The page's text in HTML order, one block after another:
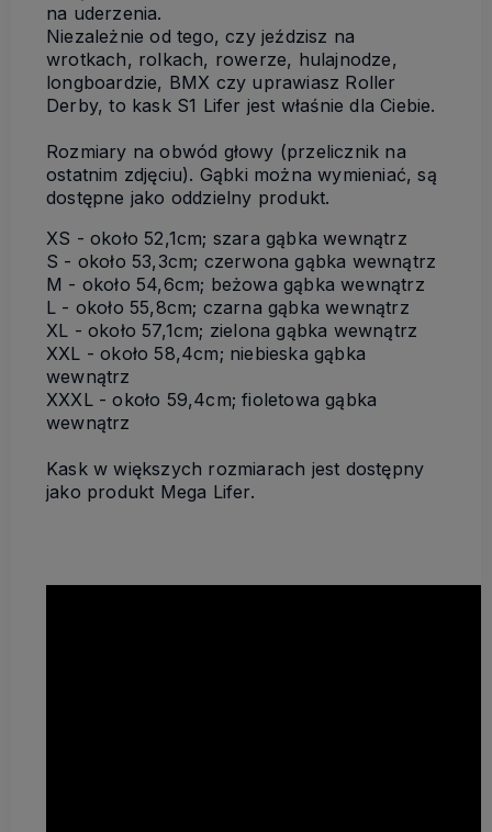
na uderzenia.
Niezależnie od tego, czy jeździsz na
wrotkach, rolkach, rowerze, hulajnodze,
longboardzie, BMX czy uprawiasz Roller
Derby, to kask S1 Lifer jest właśnie dla Ciebie.
Rozmiary na obwód głowy (przelicznik na
ostatnim zdjęciu). Gąbki można wymieniać, są
dostępne jako oddzielny produkt.
XS - około 52,1cm; szara gąbka wewnątrz
S - około 53,3cm; czerwona gąbka wewnątrz
M - około 54,6cm; beżowa gąbka wewnątrz
L - około 55,8cm; czarna gąbka wewnątrz
XL - około 57,1cm; zielona gąbka wewnątrz
XXL - około 58,4cm; niebieska gąbka
wewnątrz
XXXL - około 59,4cm; fioletowa gąbka
wewnątrz
Kask w większych rozmiarach jest dostępny
jako produkt Mega Lifer.